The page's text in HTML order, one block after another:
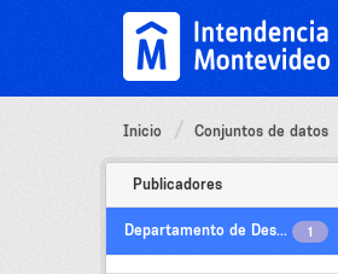
Inicio Conjuntos de datos
Publicadores
Departamento de Des... 1